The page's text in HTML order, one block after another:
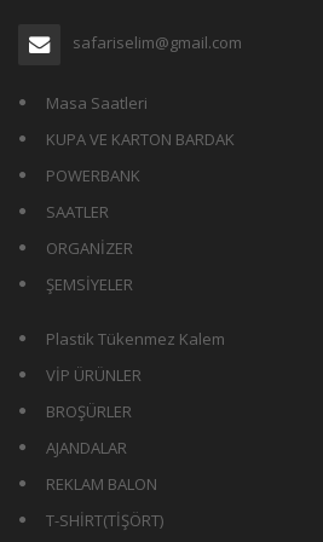
safariselim@gmail.com
Masa Saatleri
KUPA VE KARTON BARDAK
POWERBANK
SAATLER
ORGANİZER
ŞEMSİYELER
Plastik Tükenmez Kalem
VİP ÜRÜNLER
BROŞÜRLER
AJANDALAR
REKLAM BALON
T-SHİRT(TİŞÖRT)